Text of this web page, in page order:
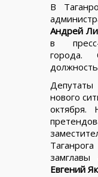
В
Андрей
в пресс-
нового
октября.
замглавы
Евгений